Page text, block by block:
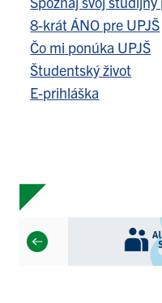
8-krát ÁNO pre UPJŠ
Čo mi ponúka UPJŠ
Študentský život
E-prihláška